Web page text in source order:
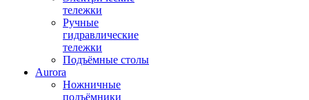
тележки
Ручные
гидравлические
тележки
Подъёмные столы
Aurora
Ножничные
подъёмники